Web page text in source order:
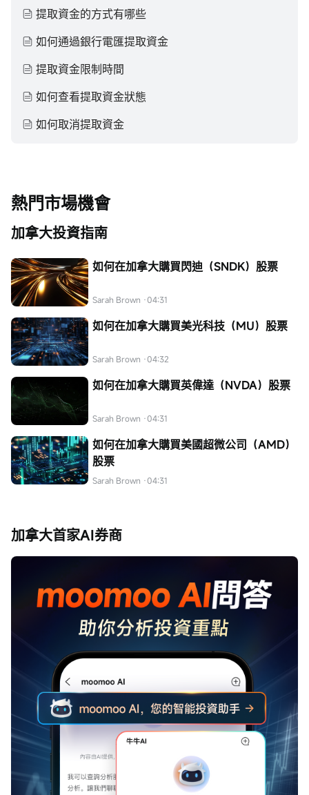
提取資金的方式有哪些
如何通過銀行電匯提取資金
提取資金限制時間
如何查看提取資金狀態
如何取消提取資金
熱門市場機會
加拿大投資指南
如何在加拿大購買閃迪（SNDK）股票
Sarah Brown ·04:31
如何在加拿大購買美光科技（MU）股票
Sarah Brown ·04:32
如何在加拿大購買英偉達（NVDA）股票
Sarah Brown ·04:31
如何在加拿大購買美國超微公司（AMD）
股票
Sarah Brown ·04:31
加拿大首家AI券商